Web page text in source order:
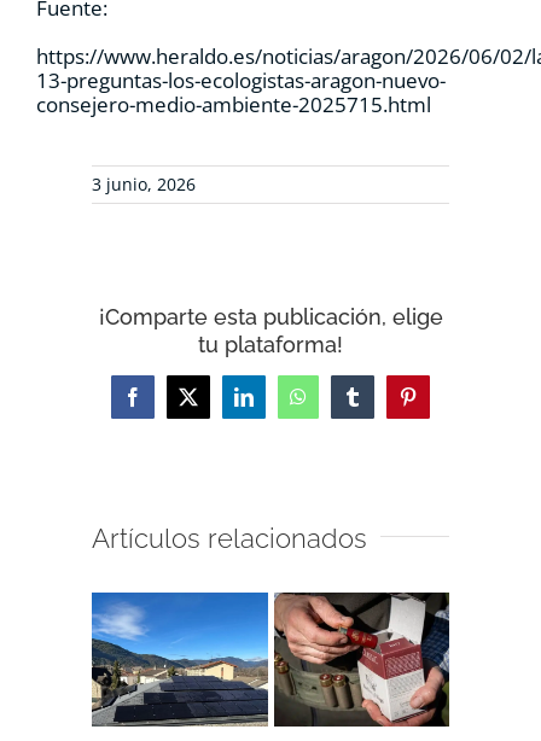
Fuente:
https://www.heraldo.es/noticias/aragon/2026/06/02/
13-preguntas-los-ecologistas-aragon-nuevo-
consejero-medio-ambiente-2025715.html
3 junio, 2026
¡Comparte esta publicación, elige
tu plataforma!
Facebook
X LinkedInWhatsAppTumblrPinterest
Artículos relacionados